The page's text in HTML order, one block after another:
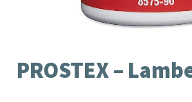
PROSTEX –